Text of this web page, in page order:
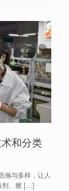
和分类
瀚与多样，让人
剂、擦 […]